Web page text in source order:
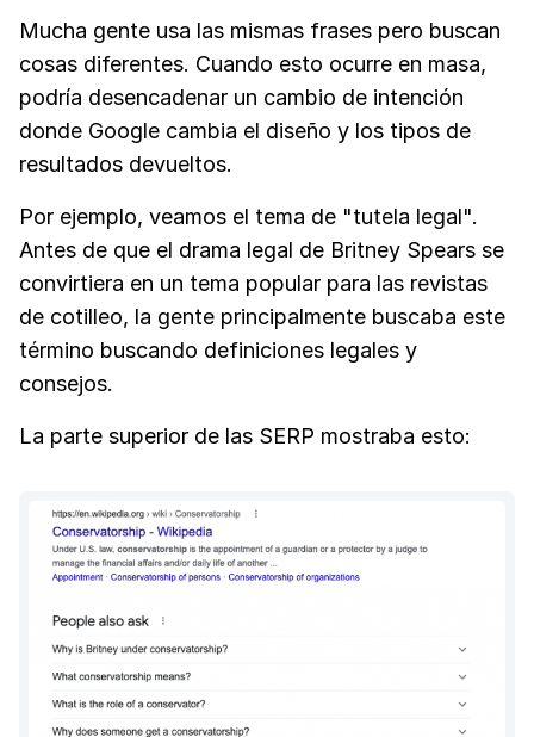
Mucha gente usa las mismas frases pero buscan
cosas diferentes. Cuando esto ocurre en masa,
podría desencadenar un cambio de intención
donde Google cambia el diseño y los tipos de
resultados devueltos.
Por ejemplo, veamos el tema de "tutela legal".
Antes de que el drama legal de Britney Spears se
convirtiera en un tema popular para las revistas
de cotilleo, la gente principalmente buscaba este
término buscando definiciones legales y
consejos.
La parte superior de las SERP mostraba esto: